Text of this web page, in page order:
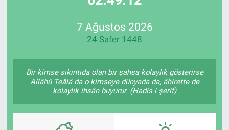
7 Ağustos 2026
24 Safer 1448
Bir kimse sıkıntıda olan bir şahsa kolaylık gösterirse
Allâhü Teâlâ da o kimseye dünyada da, âhirette de
kolaylık ihsân buyurur. (Hadis-i şerif)